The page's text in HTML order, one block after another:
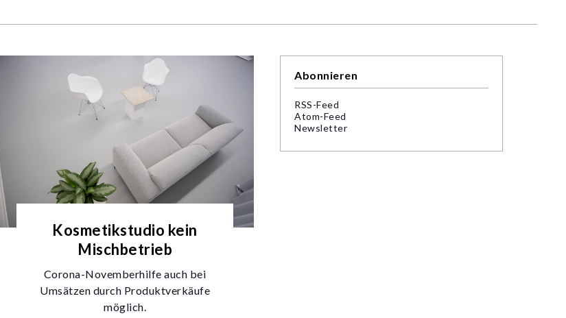
Abonnieren
RSS-Feed
Atom-Feed
Newsletter
Kosmetikstudio kein
Mischbetrieb
Corona-Novemberhilfe auch bei
Umsätzen durch Produktverkäufe
möglich.